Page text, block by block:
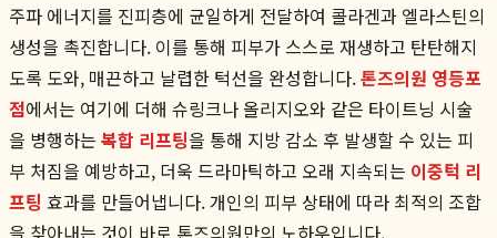
주파 에너지를 진피층에 균일하게 전달하여 콜라겐과 엘라스틴의
생성을 촉진합니다. 이를 통해 피부가 스스로 재생하고 탄탄해지
도록 도와, 매끈하고 날렵한 턱선을 완성합니다.톤즈의원 영등포
점에서는 여기에 더해 슈링크나 올리지오와 같은 타이트닝 시술
을 병행하는 복합 리프팅을 통해 지방 감소 후 발생할 수 있는 피
부 처짐을 예방하고, 더욱 드라마틱하고 오래 지속되는 이중턱 리
프팅 효과를 만들어냅니다. 개인의 피부 상태에 따라 최적의 조합
을 찾아내는 것이 바로 톤즈의원만의 노하우입니다.